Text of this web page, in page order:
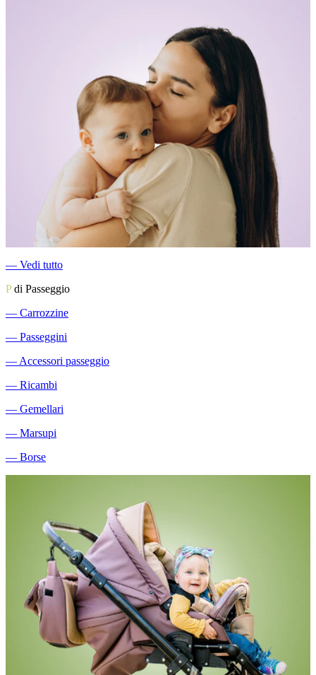
― Vedi tutto
Pdi Passeggio
― Carrozzine
― Passeggini
― Accessori passeggio
― Ricambi
― Gemellari
― Marsupi
― Borse